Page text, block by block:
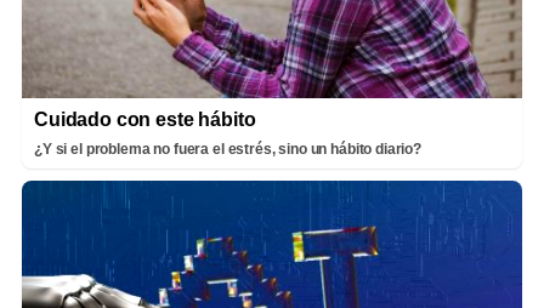
Cuidado con este hábito
¿Y si el problema no fuera el estrés, sino un hábito diario?